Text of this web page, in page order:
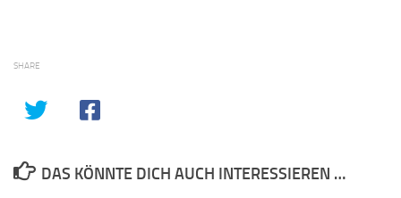
SHARE
DAS KÖNNTE DICH AUCH INTERESSIEREN …